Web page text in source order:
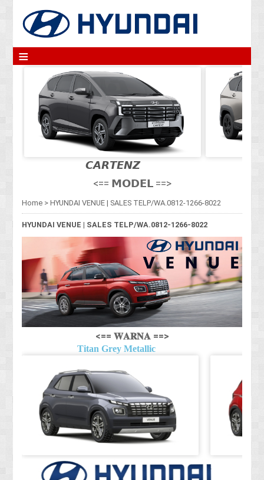
≡
𝘾𝘼𝙍𝙏𝙀𝙉𝙕
<== 𝗠𝗢𝗗𝗘𝗟 ==>
Home >HYUNDAI VENUE | SALES TELP/WA.0812-1266-8022
HYUNDAI VENUE | SALES TELP/WA.0812-1266-8022
<== 𝐖𝐀𝐑𝐍𝐀 ==>
Titan Grey Metallic